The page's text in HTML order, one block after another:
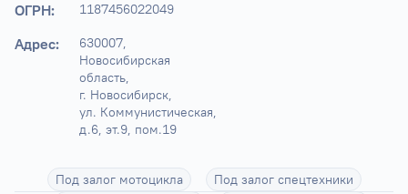
ОГРН: 1187456022049
Адрес:
630007,
Новосибирская
область,
г. Новосибирск,
ул. Коммунистическая,
д.6, эт.9, пом.19
Под залог мотоцикла
Под залог спецтехники